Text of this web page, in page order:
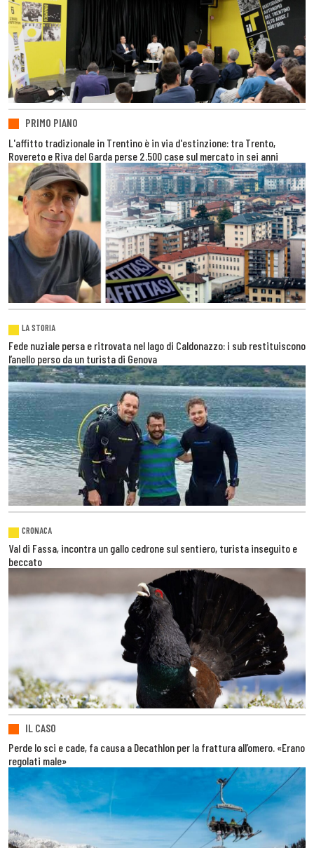
PRIMO PIANO
L'affitto tradizionale in Trentino è in via d'estinzione: tra Trento,
Rovereto e Riva del Garda perse 2.500 case sul mercato in sei anni
LA STORIA
Fede nuziale persa e ritrovata nel lago di Caldonazzo: i sub restituiscono
l’anello perso da un turista di Genova
CRONACA
Val di Fassa, incontra un gallo cedrone sul sentiero, turista inseguito e
beccato
IL CASO
Perde lo sci e cade, fa causa a Decathlon per la frattura all’omero. «Erano
regolati male»